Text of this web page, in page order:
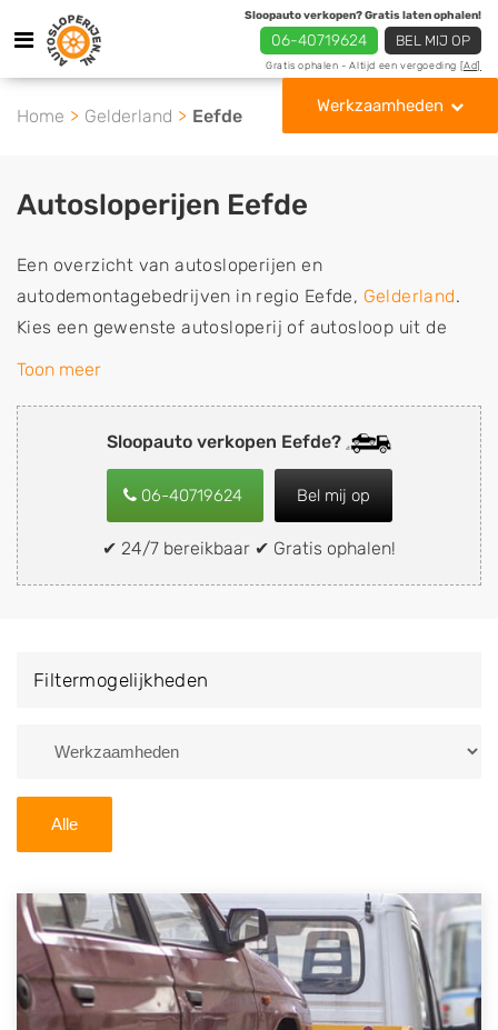
Sloopauto verkopen? Gratis laten ophalen!
06-40719624 BEL MIJ OP
Gratis ophalen - Altijd een vergoeding [Ad]
Werkzaamheden
Home Gelderland Eefde
Sloopauto verkopen Eefde?
06-40719624 Bel mij op
✔ 24/7 bereikbaar ✔ Gratis ophalen!
Autosloperijen Eefde
Een overzicht van autosloperijen en
autodemontagebedrijven in regio Eefde, Gelderland.
Kies een gewenste autosloperij of autosloop uit de
lijst die gespecialiseerd is in de verkoop van
de inkoop van sloopauto's, schadeauto's en
tweedehands auto's (ook zonder apk keuring). Wilt u
uw auto, camper, vrachtwagen, motor of brommobiel
snel en eenvoudig verkopen aan een
demontagebedrijf in de buurt, deze zelf wegbrengen
naar de sloop of deze liever laten ophalen op een
van Eefde en ontvang een vergoeding voor uw oude
Zoekt u liever naar een sloperij in een andere plaats of
U kunt er ook voor kiezen om direct uw sloopauto te
verkopen en op te laten halen door de Sloopauto
Ophaaldienst van Autosloperijen.nl. Wij kunnen uw
auto gratis ophalen in Eefde. Neem telefonisch
contact op of maak een terugbelafspraak. Wilt u
Toon meer
Filtermogelijkheden
Alle